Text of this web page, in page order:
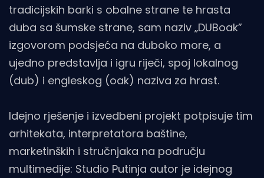
tradicijskih barki s obalne strane te hrasta
duba sa šumske strane, sam naziv „DUBoak”
izgovorom podsjeća na duboko more, a
ujedno predstavlja i igru riječi, spoj lokalnog
(dub) i engleskog (oak) naziva za hrast.
Idejno rješenje i izvedbeni projekt potpisuje tim
arhitekata, interpretatora baštine,
marketinških i stručnjaka na području
multimedije: Studio Putinja autor je idejnog